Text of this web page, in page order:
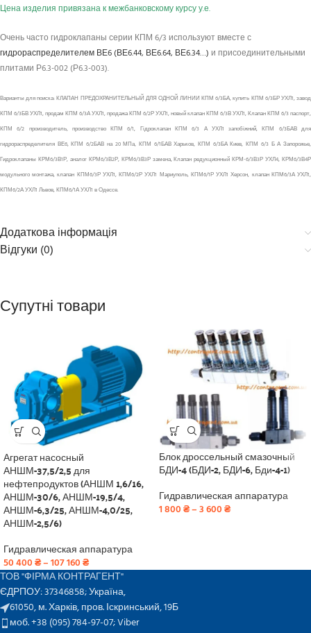
Цена изделия привязана к межбанковскому курсу у.е.
Очень часто гидроклапаны серии КПМ 6/3 используют вместе с
гидрораспределителем ВЕ6 (ВЕ6.44, ВЕ6.64, ВЕ6.34…) и присоединительными
плитами Р6.3-002 (Р6.3-003).
Варианты для поиска: КЛАПАН ПРЕДОХРАНИТЕЛЬНЫЙ ДЛЯ ОДНОЙ ЛИНИИ КПМ 6/3БА, купить КПМ 6/3БР УХЛ1, завод
КПМ 6/3БВ УХЛ1, продам КПМ 6/3А УХЛ1, продажа КПМ 6/2Р УХЛ1, новый клапан КПМ 6/3В УХЛ1, Клапан КПМ 6/3 паспорт,
КПМ 6/2 производитель, производство КПМ 6/1, Гідроклапан КПМ 6/3 А УХЛ1 запобіжний, КПМ 6/3БАВ для
гидрораспределителя ВЕ6, КПМ 6/2БАВ на 20 МПа, КПМ 6/1БАВ Харьков, КПМ 6/3БА Киев, КПМ 6/3 Б А Запорожье,
Гидроклапаны КРМ6/3В1Р, аналог КРМ6/3В2Р, КРМ6/3В3Р замена, Клапан редукционный КРМ-6/3В3Р УХЛ4, КРМ6/3В4Р
модульного монтажа, клапан КПМ6/3Р УХЛ1, КПМ6/2Р УХЛ1 Мариуполь, КПМ6/1Р УХЛ1 Херсон, клапан КПМ6/3А УХЛ1,
КПМ6/2А УХЛ1 Львов, КПМ6/1А УХЛ1 в Одессе.
Додаткова інформація
Відгуки (0)
Супутні товари
Агрегат насосный
АНШМ-37,5/2,5 для
нефтепродуктов (АНШМ 1,6/16,
АНШМ-30/6, АНШМ-19,5/4,
АНШМ-6,3/25, АНШМ-4,0/25,
АНШМ-2,5/6)
Гидравлическая аппаратура
50 400₴–107 160₴
Блок дроссельный смазочный
БДИ-4 (БДИ-2, БДИ-6, Бди-4-1)
Гидравлическая аппаратура
1 800₴–3 600₴
ТОВ "ФІРМА КОНТРАГЕНТ"
ЄДРПОУ: 37346858; Україна,
61050, м. Харків, пров. Іскринський, 19Б
моб. +38 (095) 784-97-07;Viber